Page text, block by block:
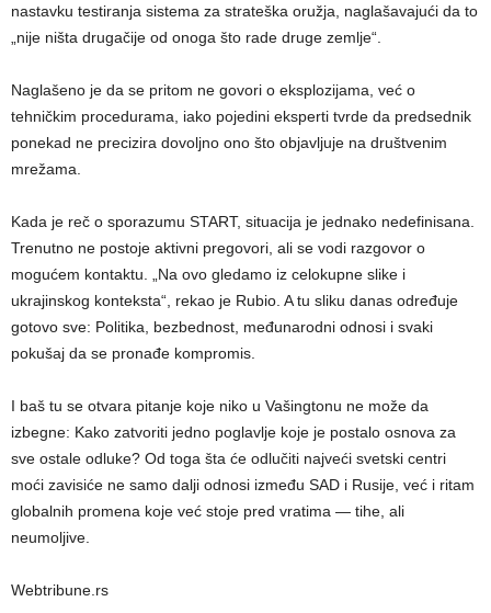
nastavku testiranja sistema za strateška oružja, naglašavajući da to
„nije ništa drugačije od onoga što rade druge zemlje“.
Naglašeno je da se pritom ne govori o eksplozijama, već o
tehničkim procedurama, iako pojedini eksperti tvrde da predsednik
ponekad ne precizira dovoljno ono što objavljuje na društvenim
mrežama.
Kada je reč o sporazumu START, situacija je jednako nedefinisana.
Trenutno ne postoje aktivni pregovori, ali se vodi razgovor o
mogućem kontaktu. „Na ovo gledamo iz celokupne slike i
ukrajinskog konteksta“, rekao je Rubio. A tu sliku danas određuje
gotovo sve: Politika, bezbednost, međunarodni odnosi i svaki
pokušaj da se pronađe kompromis.
I baš tu se otvara pitanje koje niko u Vašingtonu ne može da
izbegne: Kako zatvoriti jedno poglavlje koje je postalo osnova za
sve ostale odluke? Od toga šta će odlučiti najveći svetski centri
moći zavisiće ne samo dalji odnosi između SAD i Rusije, već i ritam
globalnih promena koje već stoje pred vratima — tihe, ali
neumoljive.
Webtribune.rs